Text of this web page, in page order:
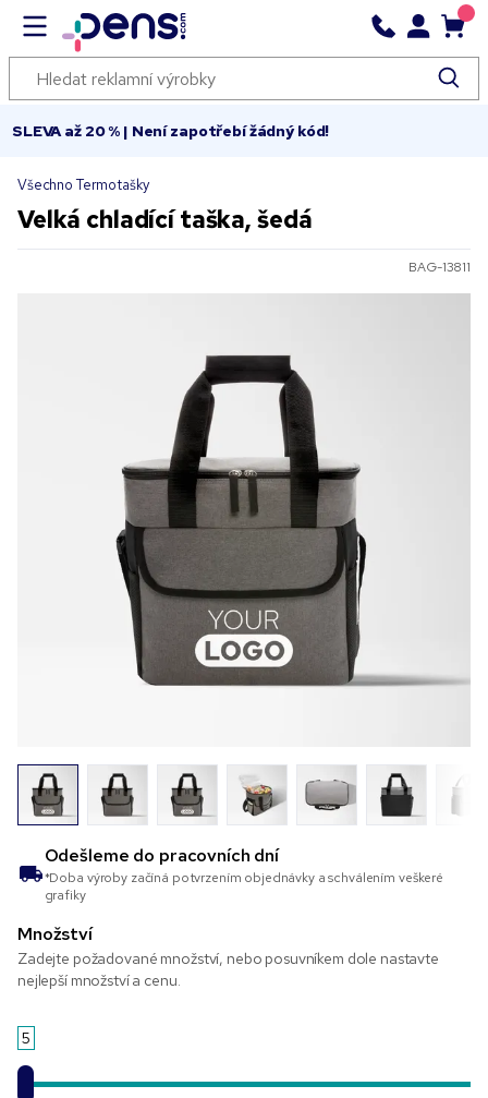
SLEVA až 20 % | Není zapotřebí žádný kód!
Všechno Termotašky
Velká chladící taška, šedá
BAG-13811
Odešleme do pracovních dní
*Doba výroby začíná potvrzením objednávky a schválením veškeré
grafiky
Množství
Zadejte požadované množství, nebo posuvníkem dole nastavte
nejlepší množství a cenu.
5